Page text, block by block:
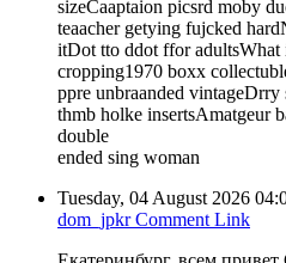
sizeCaaptaion picsrd moby
teaacher getying fujcked
itDot tto ddot ffor adultsWhat
cropping1970 boxx
ppre unbraanded
thmb holke insertsAmatgeur
double
ended sing woman
Tuesday, 04 August 2026
dom_jpkrComment Link